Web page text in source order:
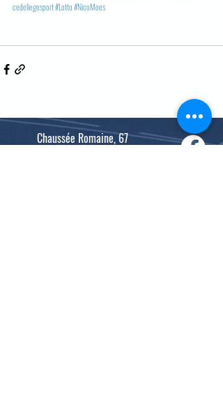
cedeliegesport#Lotto#NicoMoes
Chaussée Romaine, 67